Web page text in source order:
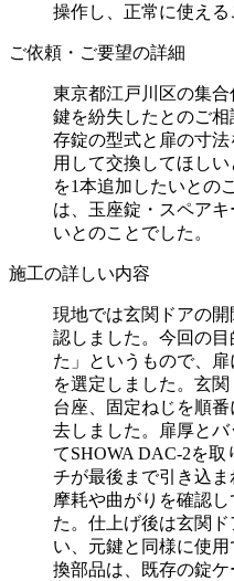
操作し、正常に使える
ご依頼・ご要望の詳細
東京都江戸川区の集
鍵を紛失したとのご
存錠の型式と扉の寸
用して交換してほし
を1本追加したいとの
は、玉座錠・スペア
いとのことでした。
施工の詳しい内容
現地では玄関ドアの
認しました。今回の
た」というもので、
を選定しました。玄関
台座、固定ねじを順
去しました。扉厚と
てSHOWA DAC-2を
チが最後まで引き込
摩耗や曲がりを確認
た。仕上げ後は玄関
い、元鍵と同様に使
換部品は、既存の錠